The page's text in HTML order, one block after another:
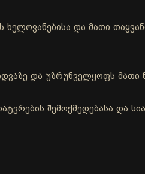
და მათი
და უზრუნველყოფს მათი
შემოქმედებასა და